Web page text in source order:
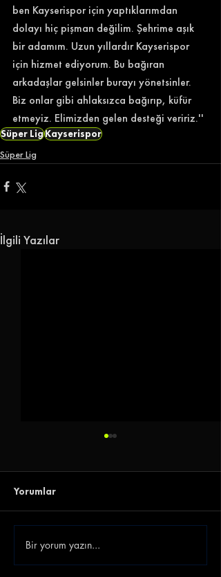
ben Kayserispor için yaptıklarımdan
dolayı hiç pişman değilim. Şehrime aşık
bir adamım. Uzun yıllardır Kayserispor
için hizmet ediyorum. Bu bağıran
arkadaşlar gelsinler burayı yönetsinler.
Biz onlar gibi ahlaksızca bağırıp, küfür
etmeyiz. Elimizden gelen desteği veririz.''
Süper LigKayserispor
Süper Lig
İlgili Yazılar
Gençlerbirliği Gökhan
Akkan'ı Renklerine
Yorumlar
Bir yorum yazın...